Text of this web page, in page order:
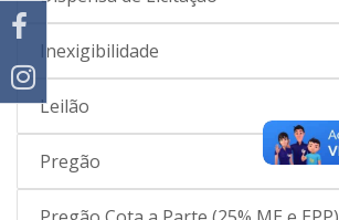
Inexigibilidade
Leilão
Pregão